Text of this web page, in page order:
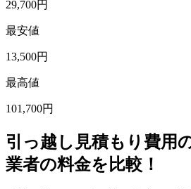
29,700円
最安値
13,500円
最高値
101,700円
引っ越し見積もり費用
業者の料金を比較！